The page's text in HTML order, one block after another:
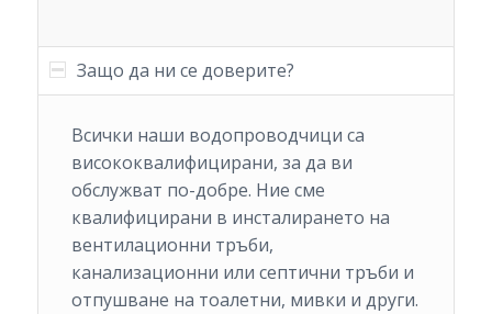
Защо да ни се доверите?
Всички наши водопроводчици са
висококвалифицирани, за да ви
обслужват по-добре. Ние сме
квалифицирани в инсталирането на
вентилационни тръби,
канализационни или септични тръби и
отпушване на тоалетни, мивки и други.